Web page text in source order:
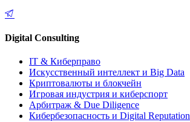
Digital Consulting
IT & Киберправо
Искусственный интеллект и Big Data
Криптовалюты и блокчейн
Игровая индустрия и киберспорт
Арбитраж & Due Diligence
Кибербезопасность и Digital Reputation